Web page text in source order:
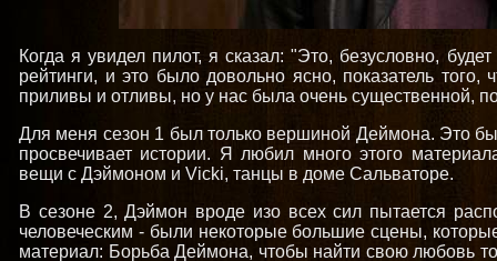
Когда я увидел пилот, я сказал: "Это, безусловно,
рейтинги, и это было довольно ясно, показатель
приливы и отливы, но у нас была очень существенной,
Для меня сезон 1 был только вершиной Деймона. Это
просвечивает истории. Я любил много этого
вещи с Дэймоном и Vicki, танцы в доме Сальваторе.
В сезоне 2, Дэймон вроде изо всех сил пытается
человеческим - были некоторые большие сцены,
материал: Борьба Деймона, чтобы найти свою любовь